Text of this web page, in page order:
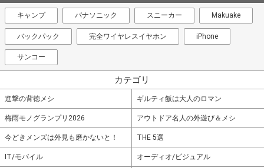
キャンプ パナソニック スニーカー Makuake
バックパック 完全ワイヤレスイヤホン iPhone
サンコー
カテゴリ
進撃の背徳メシ ギルティ飯は大人のロマン
梅雨モノグランプリ2026 アウトドア名人の外遊び＆メシ
今どきメンズは外見も磨かないと！ THE 5選
IT/モバイル オーディオ/ビジュアル